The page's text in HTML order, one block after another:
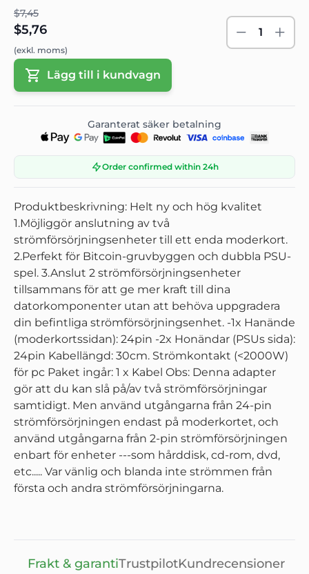
$7,45
$5,76
(exkl. moms)
1
Lägg till i kundvagn
Garanterat säker betalning
Order confirmed within 24h
Produktbeskrivning: Helt ny och hög kvalitet
1.Möjliggör anslutning av två
strömförsörjningsenheter till ett enda moderkort.
2.Perfekt för Bitcoin-gruvbyggen och dubbla PSU-
spel. 3.Anslut 2 strömförsörjningsenheter
tillsammans för att ge mer kraft till dina
datorkomponenter utan att behöva uppgradera
din befintliga strömförsörjningsenhet. -1x Hanände
(moderkortssidan): 24pin -2x Honändar (PSUs sida):
24pin Kabellängd: 30cm. Strömkontakt (<2000W)
för pc Paket ingår: 1 x Kabel Obs: Denna adapter
gör att du kan slå på/av två strömförsörjningar
samtidigt. Men använd utgångarna från 24-pin
strömförsörjningen endast på moderkortet, och
använd utgångarna från 2-pin strömförsörjningen
enbart för enheter ---som hårddisk, cd-rom, dvd,
etc..... Var vänlig och blanda inte strömmen från
första och andra strömförsörjningarna.
Frakt & garantiTrustpilotKundrecensioner